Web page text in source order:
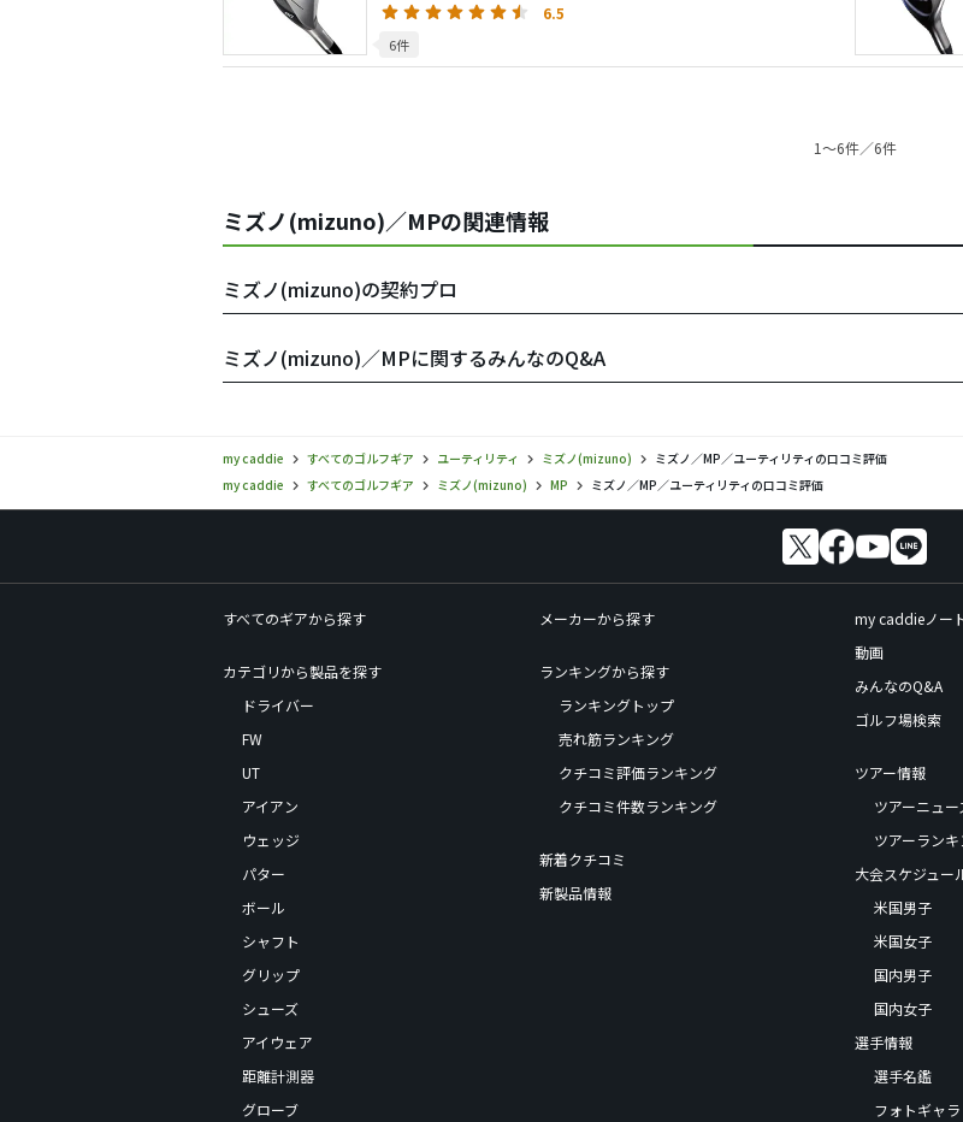
6.5
6件
1〜6件／6件
ミズノ(mizuno)／MPの関連情報
ミズノ(mizuno)の契約プロ
ミズノ(mizuno)／MPに関するみんなのQ&A
my caddie すべてのゴルフギア ユーティリティ ミズノ(mizuno)
ミズノ／MP／ユーティリティの口コミ評価
my caddie
すべてのゴルフギア ミズノ(mizuno) MP ミズノ／MP／ユーティリティの口コミ評価
すべてのギアから探す
カテゴリから製品を探す
ドライバー
FW
UT
アイアン
ウェッジ
パター
ボール
シャフト
グリップ
シューズ
アイウェア
距離計測器
グローブ
メーカーから探す
ランキングから探す
ランキングトップ
売れ筋ランキング
クチコミ評価ランキング
クチコミ件数ランキング
新着クチコミ
新製品情報
my caddieノー
動画
みんなのQ&A
ゴルフ場検索
ツアー情報
ツアーニュー
ツアーラン
大会スケジュー
米国男子
米国女子
国内男子
国内女子
選手情報
選手名鑑
フォトギャ